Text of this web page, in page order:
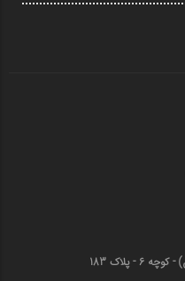
قم - خیابان انقلاب (چهارمردان)‌ - کوچه 6 - پلاک 183